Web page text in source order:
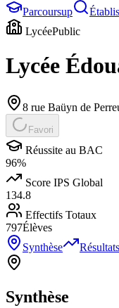
Parcoursup
LycéePublic
Lycée
8 rue Baüyn de
Favori
Réussite au BAC
96%
Score IPS Global
134.8
Effectifs Totaux
797Élèves
Synthèse
Résultats
Synthèse